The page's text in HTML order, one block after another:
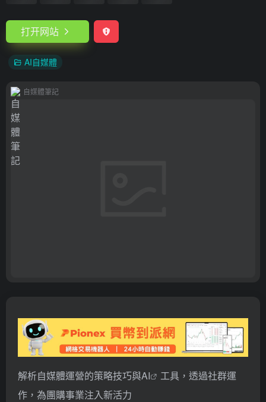
打开网站
AI自媒體
自媒體筆記
解析自媒體運營的策略技巧與AI
工具，透過社群運
作，為團購事業注入新活力